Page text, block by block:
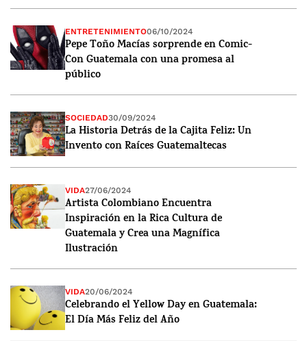
ENTRETENIMIENTO06/10/2024
Pepe Toño Macías sorprende en Comic-
Con Guatemala con una promesa al
público
SOCIEDAD30/09/2024
La Historia Detrás de la Cajita Feliz: Un
Invento con Raíces Guatemaltecas
VIDA27/06/2024
Artista Colombiano Encuentra
Inspiración en la Rica Cultura de
Guatemala y Crea una Magnífica
Ilustración
VIDA20/06/2024
Celebrando el Yellow Day en Guatemala:
El Día Más Feliz del Año